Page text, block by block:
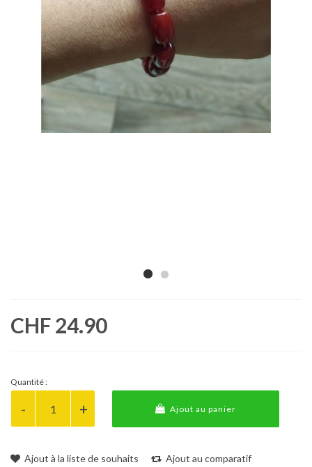
CHF 24.90
Quantité :
Ajout au panier
Ajout à la liste de souhaits Ajout au comparatif